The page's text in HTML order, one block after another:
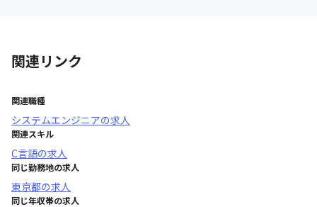
関連リンク
関連職種
システムエンジニアの求人
関連スキル
C言語の求人
同じ勤務地の求人
東京都の求人
同じ年収帯の求人